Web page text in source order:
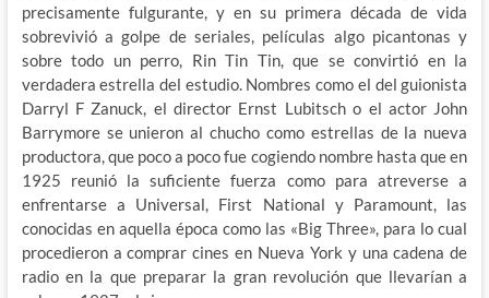
precisamente fulgurante, y en su primera década de vida
sobrevivió a golpe de seriales, películas algo picantonas y
sobre todo un perro, Rin Tin Tin, que se convirtió en la
verdadera estrella del estudio. Nombres como el del guionista
Darryl F Zanuck, el director Ernst Lubitsch o el actor John
Barrymore se unieron al chucho como estrellas de la nueva
productora, que poco a poco fue cogiendo nombre hasta que en
1925 reunió la suficiente fuerza como para atreverse a
enfrentarse a Universal, First National y Paramount, las
conocidas en aquella época como las «Big Three», para lo cual
procedieron a comprar cines en Nueva York y una cadena de
radio en la que preparar la gran revolución que llevarían a